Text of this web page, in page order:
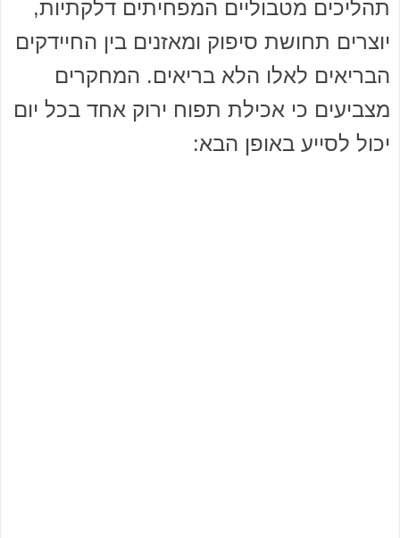
תהליכים מטבוליים המפחיתים דלקתיות,
יוצרים תחושת סיפוק ומאזנים בין החיידקים
הבריאים לאלו הלא בריאים. המחקרים
מצביעים כי אכילת תפוח ירוק אחד בכל יום
יכול לסייע באופן הבא: